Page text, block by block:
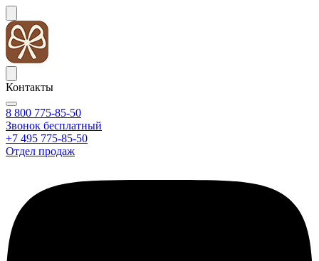
Контакты
8 800 775-85-50
Звонок бесплатный
+7 495 775-85-50
Отдел продаж